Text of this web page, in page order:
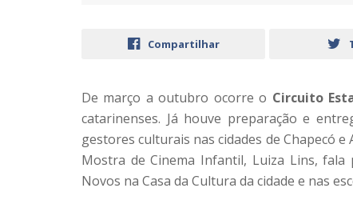
Compartilhar
De março a outubro ocorre o Circuito
catarinenses. Já houve preparação e
gestores culturais nas cidades de Chapecó
Mostra de Cinema Infantil, Luiza Lins,
Novos na Casa da Cultura da cidade e nas